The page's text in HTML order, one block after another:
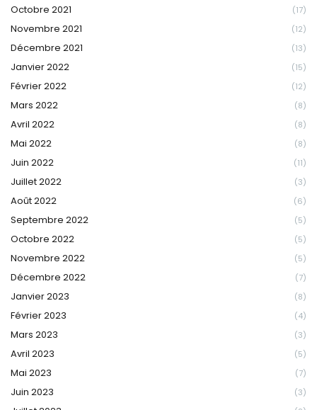
Octobre 2021 (17)
Novembre 2021 (12)
Décembre 2021 (13)
Janvier 2022 (15)
Février 2022 (12)
Mars 2022 (8)
Avril 2022 (8)
Mai 2022 (8)
Juin 2022 (11)
Juillet 2022 (3)
Août 2022 (6)
Septembre 2022 (5)
Octobre 2022 (5)
Novembre 2022 (5)
Décembre 2022 (7)
Janvier 2023 (8)
Février 2023 (4)
Mars 2023 (3)
Avril 2023 (5)
Mai 2023 (7)
Juin 2023 (3)